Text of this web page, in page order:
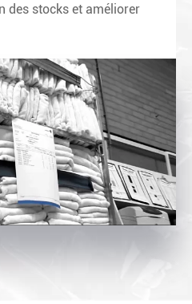
des stocks et améliorer